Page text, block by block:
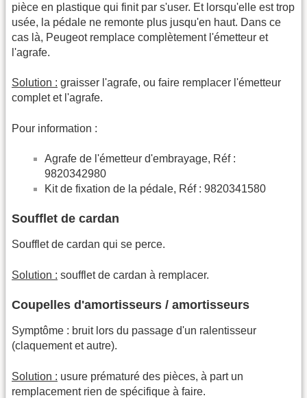
pièce en plastique qui finit par s'user. Et lorsqu'elle est trop
usée, la pédale ne remonte plus jusqu'en haut. Dans ce
cas là, Peugeot remplace complètement l'émetteur et
l'agrafe.
Solution : graisser l'agrafe, ou faire remplacer l'émetteur
complet et l'agrafe.
Pour information :
Agrafe de l'émetteur d'embrayage, Réf :
9820342980
Kit de fixation de la pédale, Réf : 9820341580
Soufflet de cardan
Soufflet de cardan qui se perce.
Solution : soufflet de cardan à remplacer.
Coupelles d'amortisseurs / amortisseurs
Symptôme : bruit lors du passage d'un ralentisseur
(claquement et autre).
Solution : usure prématuré des pièces, à part un
remplacement rien de spécifique à faire.